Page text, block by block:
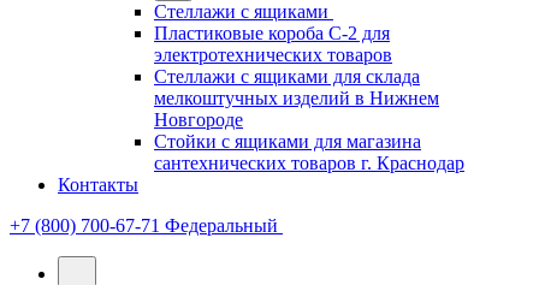
Стеллажи с ящиками
Пластиковые короба С-2 для
электротехнических товаров
Стеллажи с ящиками для склада
мелкоштучных изделий в Нижнем
Новгороде
Стойки с ящиками для магазина
сантехнических товаров г. Краснодар
Контакты
+7 (800) 700-67-71 Федеральный